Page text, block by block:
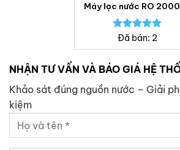
Máy lọc nước RO
Được xếp
hạng5.00
Đã bán: 2
NHẬN TƯ VẤN VÀ BÁO GIÁ HỆ
Khảo sát đúng nguồn nước – Giải
kiệm